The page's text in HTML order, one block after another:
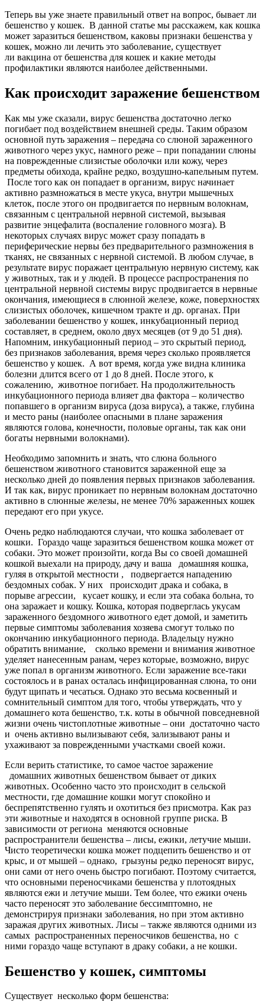
Теперь вы уже знаете правильный ответ на вопрос, бывает ли
бешенство у кошек. В данной статье мы расскажем, как кошка
может заразиться бешенством, каковы признаки бешенства у
кошек, можно ли лечить это заболевание, существует
ли вакцина от бешенства для кошек и какие методы
профилактики являются наиболее действенными.
Как происходит заражение бешенством
Как мы уже сказали, вирус бешенства достаточно легко
погибает под воздействием внешней среды. Таким образом
основной путь заражения – передача со слюной зараженного
животного через укус, намного реже – при попадании слюны
на поврежденные слизистые оболочки или кожу, через
предметы обихода, крайне редко, воздушно-капельным путем.
После того как он попадает в организм, вирус начинает
активно размножаться в месте укуса, внутри мышечных
клеток, после этого он продвигается по нервным волокнам,
связанным с центральной нервной системой, вызывая
развитие энцефалита (воспаление головного мозга). В
некоторых случаях вирус может сразу попадать в
периферические нервы без предварительного размножения в
тканях, не связанных с нервной системой. В любом случае, в
результате вирус поражает центральную нервную систему, как
у животных, так и у людей. В процессе распространения по
центральной нервной системы вирус продвигается в нервные
окончания, имеющиеся в слюнной железе, коже, поверхностях
слизистых оболочек, кишечном тракте и др. органах. При
заболевании бешенство у кошек, инкубационный период
составляет, в среднем, около двух месяцев (от 9 до 51 дня).
Напомним, инкубационный период – это скрытый период,
без признаков заболевания, время через сколько проявляется
бешенство у кошек. А вот время, когда уже видна клиника
болезни длится всего от 1 до 8 дней. После этого, к
сожалению, животное погибает. На продолжительность
инкубационного периода влияет два фактора – количество
попавшего в организм вируса (доза вируса), а также, глубина
и место раны (наиболее опасными в плане заражения
являются голова, конечности, половые органы, так как они
богаты нервными волокнами).
Необходимо запомнить и знать, что слюна больного
бешенством животного становится зараженной еще за
несколько дней до появления первых признаков заболевания.
И так как, вирус проникает по нервным волокнам достаточно
активно в слюнные железы, не менее 70% зараженных кошек
передают его при укусе.
Очень редко наблюдаются случаи, что кошка заболевает от
кошки. Гораздо чаще заразиться бешенством кошка может от
собаки. Это может произойти, когда Вы со своей домашней
кошкой выехали на природу, дачу и ваша домашняя кошка,
гуляя в открытой местности , подвергается нападению
бездомных собак. У них происходит драка и собака, в
порыве агрессии, кусает кошку, и если эта собака больна, то
она заражает и кошку. Кошка, которая подверглась укусам
зараженного бездомного животного едет домой, и заметить
первые симптомы заболевания хозяева смогут только по
окончанию инкубационного периода. Владельцу нужно
обратить внимание, сколько времени и внимания животное
уделяет нанесенным ранам, через которые, возможно, вирус
уже попал в организм животного. Если заражение все-таки
состоялось и в ранах осталась инфицированная слюна, то они
будут щипать и чесаться. Однако это весьма косвенный и
сомнительный симптом для того, чтобы утверждать, что у
домашнего кота бешенство, т.к. коты в обычной повседневной
жизни очень чистоплотные животные – они достаточно часто
и очень активно вылизывают себя, зализывают раны и
ухаживают за поврежденными участками своей кожи.
Если верить статистике, то самое частое заражение
домашних животных бешенством бывает от диких
животных. Особенно часто это происходит в сельской
местности, где домашние кошки могут спокойно и
беспрепятственно гулять и охотиться без присмотра. Как раз
эти животные и находятся в основной группе риска. В
зависимости от региона меняются основные
распространители бешенства – лисы, ежики, летучие мыши.
Чисто теоретически кошка может подцепить бешенство и от
крыс, и от мышей – однако, грызуны редко переносят вирус,
они сами от него очень быстро погибают. Поэтому считается,
что основными переносчиками бешенства у плотоядных
являются ежи и летучие мыши. Тем более, что ежики очень
часто переносят это заболевание бессимптомно, не
демонстрируя признаки заболевания, но при этом активно
заражая других животных. Лисы – также являются одними из
самых распространенных переносчиков бешенства, но с
ними гораздо чаще вступают в драку собаки, а не кошки.
Бешенство у кошек, симптомы
Существует несколько форм бешенства: